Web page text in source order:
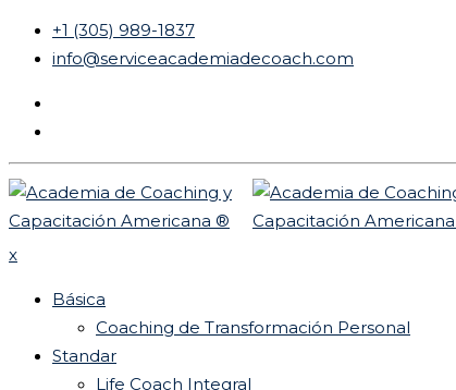
+1 (305) 989-1837
info@serviceacademiadecoach.com
x
Básica
Coaching de Transformación Personal
Standar
Life Coach Integral